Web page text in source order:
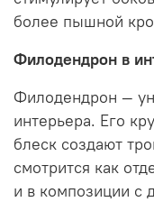
более пышной
Филодендрон в
Филодендрон —
интерьера. Его
блеск создают
смотрится как
и в композиции с